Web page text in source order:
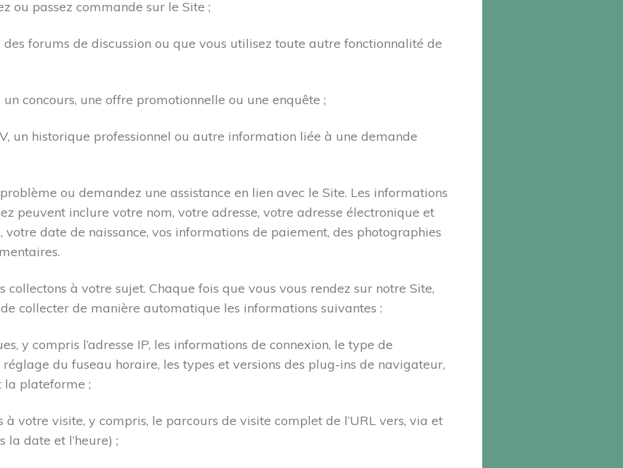
ou passez commande sur le Site ;
forums de discussion ou que vous utilisez toute autre fonctionnalité de
concours, une offre promotionnelle ou une enquête ;
un historique professionnel ou autre information liée à une demande
ou demandez une assistance en lien avec le Site. Les informations
peuvent inclure votre nom, votre adresse, votre adresse électronique et
date de naissance, vos informations de paiement, des photographies
collectons à votre sujet. Chaque fois que vous vous rendez sur notre Site,
collecter de manière automatique les informations suivantes :
y compris l’adresse IP, les informations de connexion, le type de
du fuseau horaire, les types et versions des plug-ins de navigateur,
la plateforme ;
votre visite, y compris, le parcours de visite complet de l’URL vers, via et
la date et l’heure) ;